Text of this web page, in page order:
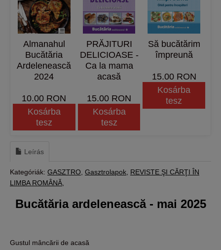
Almanahul
Bucătăria
Ardelenească
2024
10.00 RON
Kosárba
tesz
PRĂJITURI
DELICIOASE -
Ca la mama
acasă
15.00 RON
Kosárba
tesz
Să bucătărim
împreună
15.00 RON
Kosárba
tesz
Leírás
Kategóriák: GASZTRO Gasztrolapok REVISTE ŞI CĂRŢI ÎN
LIMBA ROMÂNĂ
Bucătăria ardelenească - mai 2025
Gustul mâncării de acasă